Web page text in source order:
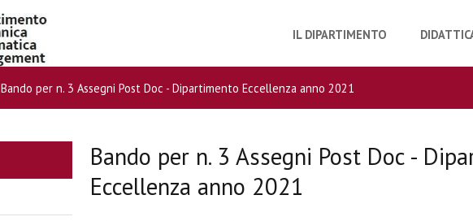
IL DIPARTIMENTO
Bando per n. 3 Assegni Post Doc - Dipartimento Eccellenza anno 2021
Bando per n. 3 Assegni Post Doc -
Eccellenza anno 2021